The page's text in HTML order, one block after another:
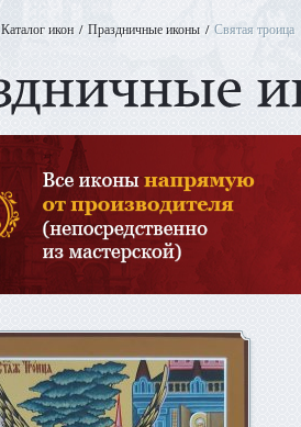
Каталог икон Праздничные иконы Святая троица